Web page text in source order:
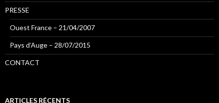
PRESSE
Ouest France – 21/04/2007
Pays d’Auge – 28/07/2015
CONTACT
ARTICLES RÉCENTS